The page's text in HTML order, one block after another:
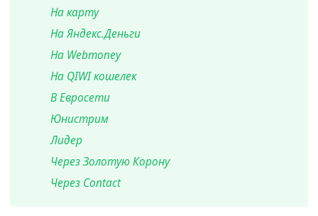
На карту
На Яндекс.Деньги
На Webmoney
На QIWI кошелек
В Евросети
Юнистрим
Лидер
Через Золотую Корону
Через Contact